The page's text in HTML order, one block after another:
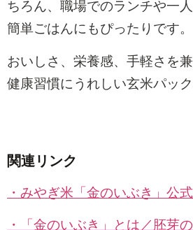
ちろん、職場でのランチや一
簡単ごはんにもぴったりです。
おいしさ、栄養感、手軽さを
健康習慣にうれしい玄米パック
関連リンク
・みやぎ米「金のいぶき」公
・「金のいぶき」とは／胚芽